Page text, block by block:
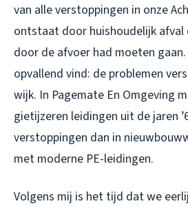
van alle verstoppingen in onze
ontstaat door huishoudelijk
door de afvoer had moeten
opvallend vind: de problemen
wijk. In Pagemate En Omgeving
gietijzeren leidingen uit de jaren
verstoppingen dan in
met moderne PE-leidingen.
Volgens mij is het tijd dat we